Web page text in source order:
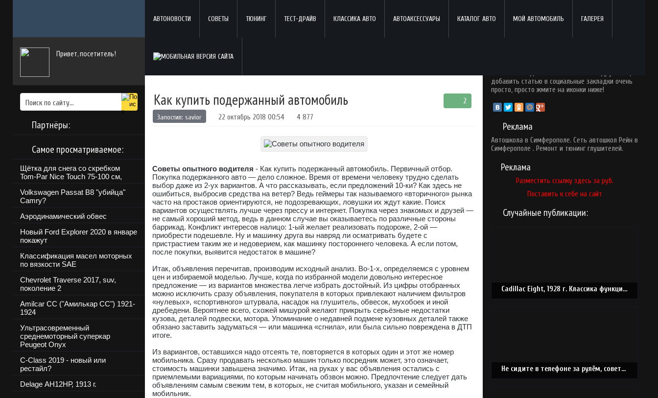
Привет, посетитель!
Партнёры:
Самое просматриваемое:
Щётка для снега со скребком
Tom-Par Nice Touch 75-100 см,
Volkswagen Passat B8 "убийца"
Camry?
Аэродинамический обвес
Новый Ford Explorer 2020 в январе
покажут
Классификация масел моторных
по вязкости SAE
Chevrolet Traverse 2017, suv,
поколение 2
Amilcar CC ("Амилькар СС") 1921-
1924
Ультрасовременный
среднемоторный суперкар
Peugeot Onyx
C-Class 2019 - новый или
рестайл?
Delage АН12НР, 1913 г.
добавить статью в социальные закладки очень
просто, просто жмите на иконки ниже!
Реклама
Автошкола в Симферополе. Сеть автошкол Рейн в
Симферополе . Ремонт и тюнинг глушителей.
Реклама
Разместить ссылку здесь за руб.
Поставить к себе на сайт
Случайные публикации:
Cadillac Eight, 1928 г. Классика функционализма
Не сидите в телефоне за рулём, советы от специалистов
АВТОНОВОСТИ СОВЕТЫ ТЮНИНГ ТЕСТ-ДРАЙВ КЛАССИКА АВТО АВТОАКСЕССУАРЫ КАТАЛОГ АВТО МОЙ АВТОМОБИЛЬ ГАЛЕРЕЯ
2
Как купить подержанный автомобиль
Запостил: savior 22 октябрь 2018 00:54 4 877
Советы опытного водителя - Как купить подержанный автомобиль. Первичный отбор.
Покупка подержанного авто — дело сложное. Время от времени человеку трудно сделать
выбор даже из 2-ух вариантов. А что рассказывать, если предложений 10-ки? Как здесь не
ошибиться, выбросив средства на ветер? Ведь геймеры так называемого «вторичного» рынка
часто на простаков ориентируются, не подозревающих, ловушки их ждут какие. Поиск
вариантов осуществлять лучше через прессу и интернет. Покупка через знакомых и друзей —
не самый хороший метод, ведь в данном случае вы оказываетесь по различные стороны
баррикад. Конфликт интересов налицо: 1-ый желает реализовать подороже, 2-ой —
приобрести подешевле. Ну и машинку друга вы навряд ли осматривать будете с
пристрастием таким же и недоверием, как машинку постороннего человека. А если потом,
после покупки, выявится недостаток в машине?
Итак, объявления перечитав, производим исходный анализ. Во-1-х, определяемся с уровнем
цен и избираемой моделью. Лучше, когда по избранной модели довольно интересное
предложение — из вариантов множества легче избрать достойный. Из цифры отобранных
можно исключить сразу объявления, покупателя в которых привлекают наличием фильтров
«нулевых», «спортивного» штурвала, насадок на глушитель, обвесок, мухобоек и иной
дребедени. Вероятнее всего, схожей мишурой желают прикрыть серьёзные недостатки
кузова, деталей подвески, мотора. Упоминание о недавней подмене кузовных деталей также
обязано заставить задуматься — или машинка «сгнила», или была сильно повреждена в ДТП
итоге.
Из вариантов, оставшихся надо отсеять те, повторяется в которых один и этот же номер
мобильника. Сразу продавать несколько машин только посредник может, это означает,
стоимость машинки завышена значимо. Итак, на руках у вас объявления остались с
приемлемыми вариациями, по которым начинать обзвон можно. Предпочтение следует дать
объявлениям самым свежим тем, в которых, не считая мобильного, указан и семейный
мобильник.